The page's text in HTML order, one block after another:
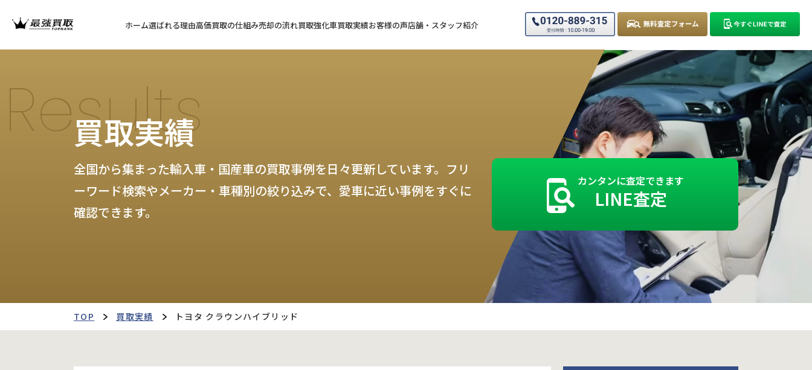
ホーム選ばれる理由高価買取の仕組み売却の流れ買取強化車買取実績お客様の声店舗・スタッフ紹介
Results
買取実績
全国から集まった輸入車・国産車の買取事例を日々更新しています。フリ
ーワード検索やメーカー・車種別の絞り込みで、愛車に近い事例をすぐに
確認できます。
カンタンに査定できます
LINE査定
TOP 買取実績 トヨタ クラウンハイブリッド